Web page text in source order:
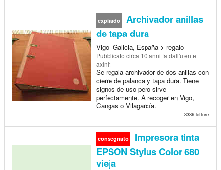
expirado
Archivador anillas
de tapa dura
Vigo, Galicia, España > regalo
Pubblicato circa 10 anni fa dall'utente
axlnlt
Se regala archivador de dos anillas con
cierre de palanca y tapa dura. Tiene
signos de uso pero sirve
perfectamente. A recoger en Vigo,
Cangas o Vilagarcía.
3336 letture
consegnato
Impresora tinta
EPSON Stylus Color 680
vieja